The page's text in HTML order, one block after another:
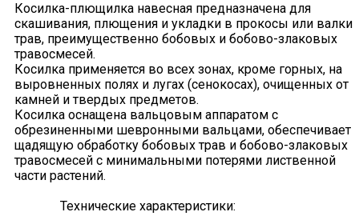
Косилка-плющилка навесная предназначена для
скашивания, плющения и укладки в прокосы или валки
трав, преимущественно бобовых и бобово-злаковых
травосмесей.
Косилка применяется во всех зонах, кроме горных, на
выровненных полях и лугах (сенокосах), очищенных от
камней и твердых предметов.
Косилка оснащена вальцовым аппаратом с
обрезиненными шевронными вальцами, обеспечивает
щадящую обработку бобовых трав и бобово-злаковых
травосмесей с минимальными потерями лиственной
части растений.
Технические характеристики: